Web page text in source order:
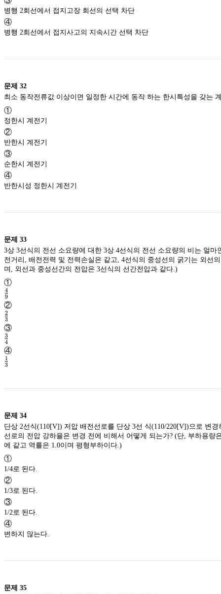
병행 2회선에서 접지고장 회선의 선택 차단
④
병행 2회선에서 접지사고의 지속시간 선택 차단
문제 32
최소 동작전류값 이상이면 일정한 시간에 동작 하는 한시특성을 갖는
①
정한시 계전기
②
반한시 계전기
③
순한시 계전기
④
반한시성 정한시 계전기
문제 33
3상 3선식의 전선 소요량에 대한 3상 4선식의 전선 소요량의 비는 얼마
전거리, 배전전력 및 전력손실은 같고, 4선식의 중성선의 굵기는 외선
며, 외선과 중성선간의 전압은 3선식의 선간전압과 같다.)
①
\frac{4}
{9}
9
4
②
\frac{2}
{3}
3
2
③
\frac{3}
{4}
4
3
④
3
1
문제 34
단상 2선식(110[V]) 저압 배전선로를 단상 3선 식(110/220[V])으로 변경
선로의 전압 강하율은 변경 전에 비해서 어떻게 되는가? (단, 부하용량
에 같고 역률은 1.0이며 평형부하이다.)
①
1/4로 된다.
②
1/3로 된다.
③
1/2로 된다.
④
변하지 않는다.
문제 35